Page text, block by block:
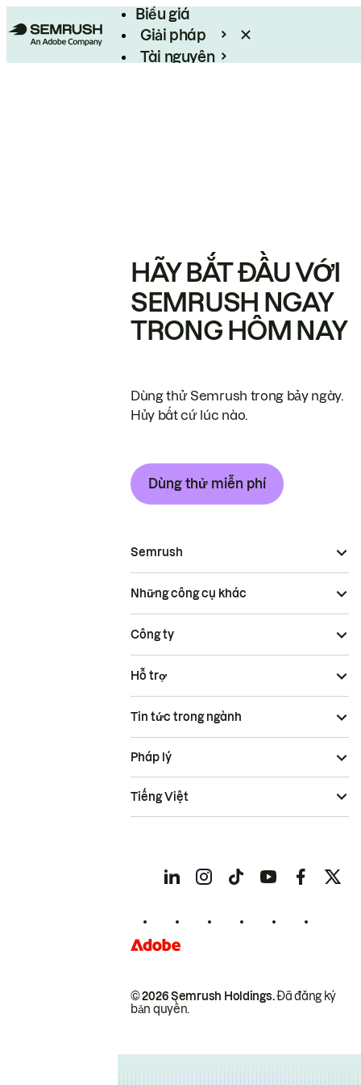
Biểu giá
Giải pháp
Tài nguyên
HÃY BẮT ĐẦU VỚI
SEMRUSH NGAY
TRONG HÔM NAY
Dùng thử Semrush trong bảy ngày.
Hủy bất cứ lúc nào.
Dùng thử miễn phí
Semrush
Những công cụ khác
Công ty
Hỗ trợ
Tin tức trong ngành
© 2026 Semrush Holdings.Đã đăng ký
bản quyền.
Pháp lý
Tiếng Việt